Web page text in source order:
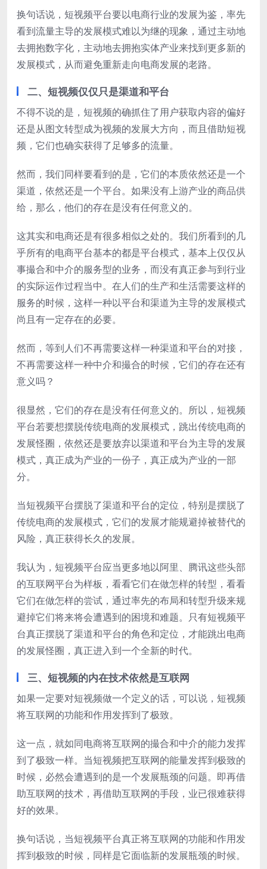
换句话说，短视频平台要以电商行业的发展为鉴，率先
看到流量主导的发展模式难以为继的现象，通过主动地
去拥抱数字化，主动地去拥抱实体产业来找到更多新的
发展模式，从而避免重新走向电商发展的老路。
二、短视频仅仅只是渠道和平台
不得不说的是，短视频的确抓住了用户获取内容的偏好
还是从图文转型成为视频的发展大方向，而且借助短视
频，它们也确实获得了足够多的流量。
然而，我们同样要看到的是，它们的本质依然还是一个
渠道，依然还是一个平台。如果没有上游产业的商品供
给，那么，他们的存在是没有任何意义的。
这其实和电商还是有很多相似之处的。我们所看到的几
乎所有的电商平台基本的都是平台模式，基本上仅仅从
事撮合和中介的服务型的业务，而没有真正参与到行业
的实际运作过程当中。在人们的生产和生活需要这样的
服务的时候，这样一种以平台和渠道为主导的发展模式
尚且有一定存在的必要。
然而，等到人们不再需要这样一种渠道和平台的对接，
不再需要这样一种中介和撮合的时候，它们的存在还有
意义吗？
很显然，它们的存在是没有任何意义的。所以，短视频
平台若要想摆脱传统电商的发展模式，跳出传统电商的
发展怪圈，依然还是要放弃以渠道和平台为主导的发展
模式，真正成为产业的一份子，真正成为产业的一部
分。
当短视频平台摆脱了渠道和平台的定位，特别是摆脱了
传统电商的发展模式，它们的发展才能规避掉被替代的
风险，真正获得长久的发展。
我认为，短视频平台应当更多地以阿里、腾讯这些头部
的互联网平台为样板，看看它们在做怎样的转型，看看
它们在做怎样的尝试，通过率先的布局和转型升级来规
避掉它们将来将会遭遇到的困境和难题。只有短视频平
台真正摆脱了渠道和平台的角色和定位，才能跳出电商
的发展怪圈，真正进入到一个全新的时代。
三、短视频的内在技术依然是互联网
如果一定要对短视频做一个定义的话，可以说，短视频
将互联网的功能和作用发挥到了极致。
这一点，就如同电商将互联网的撮合和中介的能力发挥
到了极致一样。当短视频把互联网的能量发挥到极致的
时候，必然会遭遇到的是一个发展瓶颈的问题。即再借
助互联网的技术，再借助互联网的手段，业已很难获得
好的效果。
换句话说，当短视频平台真正将互联网的功能和作用发
挥到极致的时候，同样是它面临新的发展瓶颈的时候。